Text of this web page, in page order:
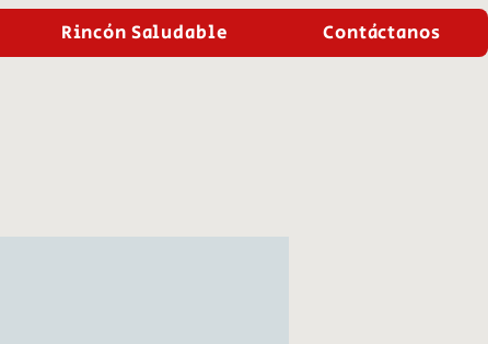
Rincón Saludable Contáctanos